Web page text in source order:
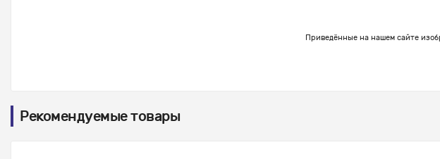
Приведённые на нашем сайте
Рекомендуемые товары